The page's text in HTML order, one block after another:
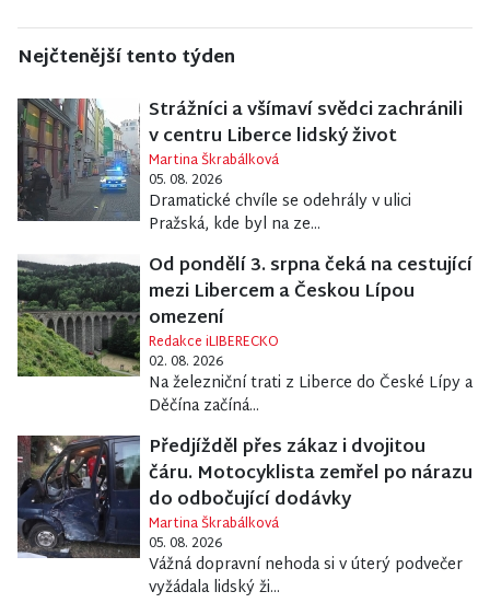
Nejčtenější tento týden
Strážníci a všímaví svědci zachránili
v centru Liberce lidský život
Martina Škrabálková
05. 08. 2026
Dramatické chvíle se odehrály v ulici
Pražská, kde byl na ze...
Od pondělí 3. srpna čeká na cestující
mezi Libercem a Českou Lípou
omezení
Redakce iLIBERECKO
02. 08. 2026
Na železniční trati z Liberce do České Lípy a
Děčína začíná...
Předjížděl přes zákaz i dvojitou
čáru. Motocyklista zemřel po nárazu
do odbočující dodávky
Martina Škrabálková
05. 08. 2026
Vážná dopravní nehoda si v úterý podvečer
vyžádala lidský ži...